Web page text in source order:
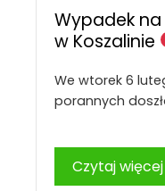
Wypadek
w Koszalinie
We wtorek 6
porannych
Czytaj więcej